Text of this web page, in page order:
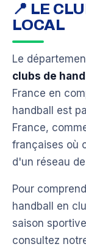
📍 LE
LOCAL
Le
clubs de
France en
handball est
France,
françaises où
d'un réseau
Pour
handball en
saison
consultez